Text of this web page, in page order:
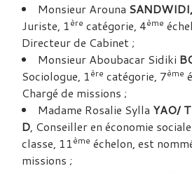
Monsieur Arouna
Juriste, 1ère catégorie, 4ème
Directeur de Cabinet ;
Monsieur Aboubacar Sidiki
Sociologue, 1ère catégorie, 7ème
Chargé de missions ;
Madame Rosalie Sylla YAO/
D, Conseiller en économie
classe, 11ème échelon, est
missions ;